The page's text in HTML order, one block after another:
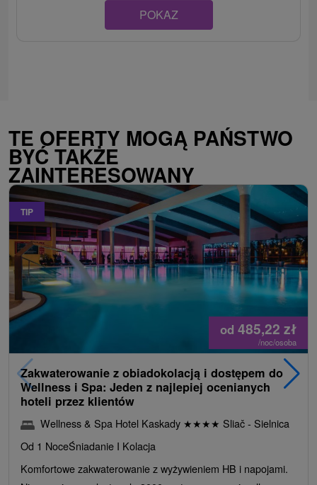
POKAZ
TE OFERTY MOGĄ PAŃSTWO
BYĆ TAKŻE
ZAINTERESOWANY
TIP
od 485,22 zł
/noc/osoba
Zakwaterowanie z obiadokolacją i dostępem do
Wellness i Spa: Jeden z najlepiej ocenianych
hoteli przez klientów
Wellness & Spa Hotel Kaskady ★★★★ Sliač - Sielnica
Od 1 NoceŚniadanie I Kolacja
Komfortowe zakwaterowanie z wyżywieniem HB i napojami.